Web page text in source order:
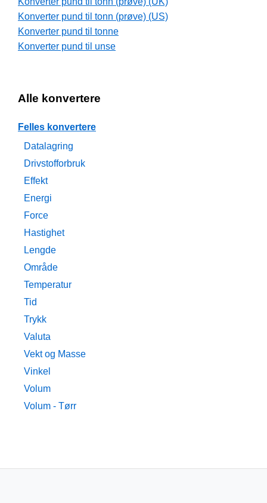
Konverter pund til tonn (prøve) (US)
Konverter pund til tonne
Konverter pund til unse
Alle konvertere
Felles konvertere
Datalagring
Drivstofforbruk
Effekt
Energi
Force
Hastighet
Lengde
Område
Temperatur
Tid
Trykk
Valuta
Vekt og Masse
Vinkel
Volum
Volum - Tørr